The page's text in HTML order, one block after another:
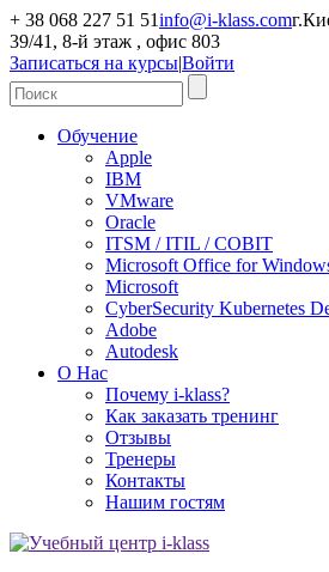
+ 38 068 227 51 51info@i-klass.com
39/41, 8-й этаж , офис 803
Записаться на курсы|Войти
Обучение
Apple
IBM
VMware
Oracle
ITSM / ITIL / COBIT
Microsoft Office for
Microsoft
CyberSecurity Kubernetes
Adobe
Autodesk
О Нас
Почему i-klass?
Как заказать тренинг
Отзывы
Тренеры
Контакты
Нашим гостям